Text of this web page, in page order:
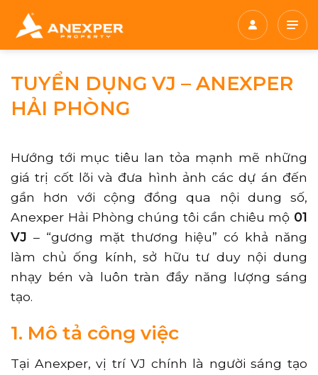
đến
TUYỂN DỤNG VJ – ANEXPER
HẢI PHÒNG
Hướng tới mục tiêu lan tỏa mạnh mẽ những
giá trị cốt lõi và đưa hình ảnh các dự án đến
gần hơn với cộng đồng qua nội dung số,
Anexper Hải Phòng chúng tôi cần chiêu mộ 01
VJ – “gương mặt thương hiệu” có khả năng
làm chủ ống kính, sở hữu tư duy nội dung
nhạy bén và luôn tràn đầy năng lượng sáng
tạo.
1. Mô tả công việc
Tại Anexper, vị trí VJ chính là người sáng tạo